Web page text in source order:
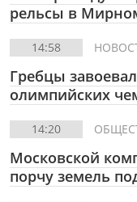
рельсы в
14:58
Гребцы
олимпийских
14:20
Московской
порчу земель